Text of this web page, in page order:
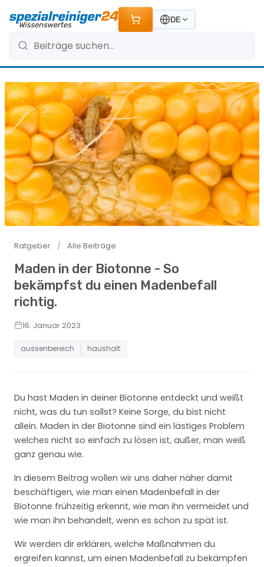
DE
Ratgeber / Alle Beiträge
Maden in der Biotonne - So
bekämpfst du einen Madenbefall
richtig.
16. Januar 2023
aussenbereich haushalt
Du hast Maden in deiner Biotonne entdeckt und weißt
nicht, was du tun sollst? Keine Sorge, du bist nicht
allein. Maden in der Biotonne sind ein lästiges Problem
welches nicht so einfach zu lösen ist, außer, man weiß
ganz genau wie.
In diesem Beitrag wollen wir uns daher näher damit
beschäftigen, wie man einen Madenbefall in der
Biotonne frühzeitig erkennt, wie man ihn vermeidet und
wie man ihn behandelt, wenn es schon zu spät ist.
Wir werden dir erklären, welche Maßnahmen du
ergreifen kannst, um einen Madenbefall zu bekämpfen